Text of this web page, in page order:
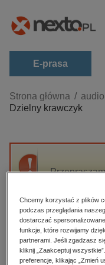
E-prasa
Kategorie
Zobacz wszystkie E-
budownictwo,
darmowe
edukacja
hobby, sport,
komputery,
Strona główna
Dzielny krawczyk
High-contrast mode
Polecane
Chcemy korzystać z plików
podczas przeglądania
dostarczać
funkcje, które rozwijamy
partnerami. Jeśli zgadzasz
kliknij „Zaakceptuj
preferencje, klikając „Zmień